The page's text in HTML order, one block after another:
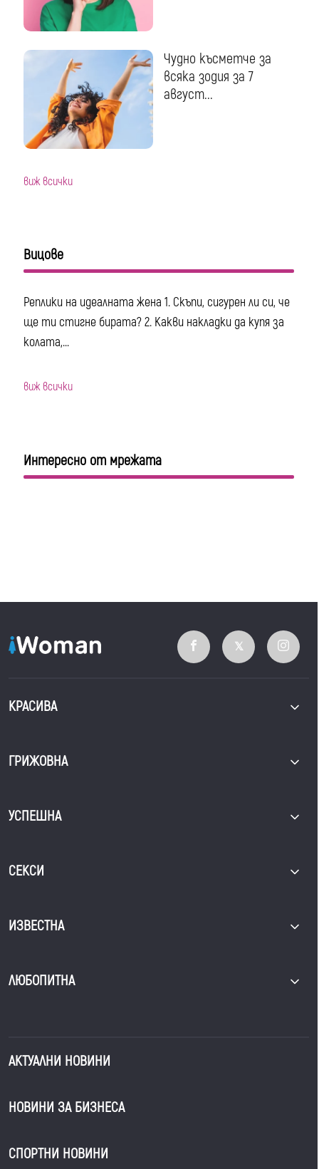
Чудно късметче за
всяка зодия за 7
август...
виж всички
Вицове
Реплики на идеалната жена 1. Скъпи, сигурен ли си, че
ще ти стигне бирата? 2. Какви накладки да купя за
колата,...
виж всички
Интересно от мрежата
КРАСИВА
ГРИЖОВНА
УСПЕШНА
СЕКСИ
ИЗВЕСТНА
ЛЮБОПИТНА
АКТУАЛНИ НОВИНИ
НОВИНИ ЗА БИЗНЕСА
СПОРТНИ НОВИНИ